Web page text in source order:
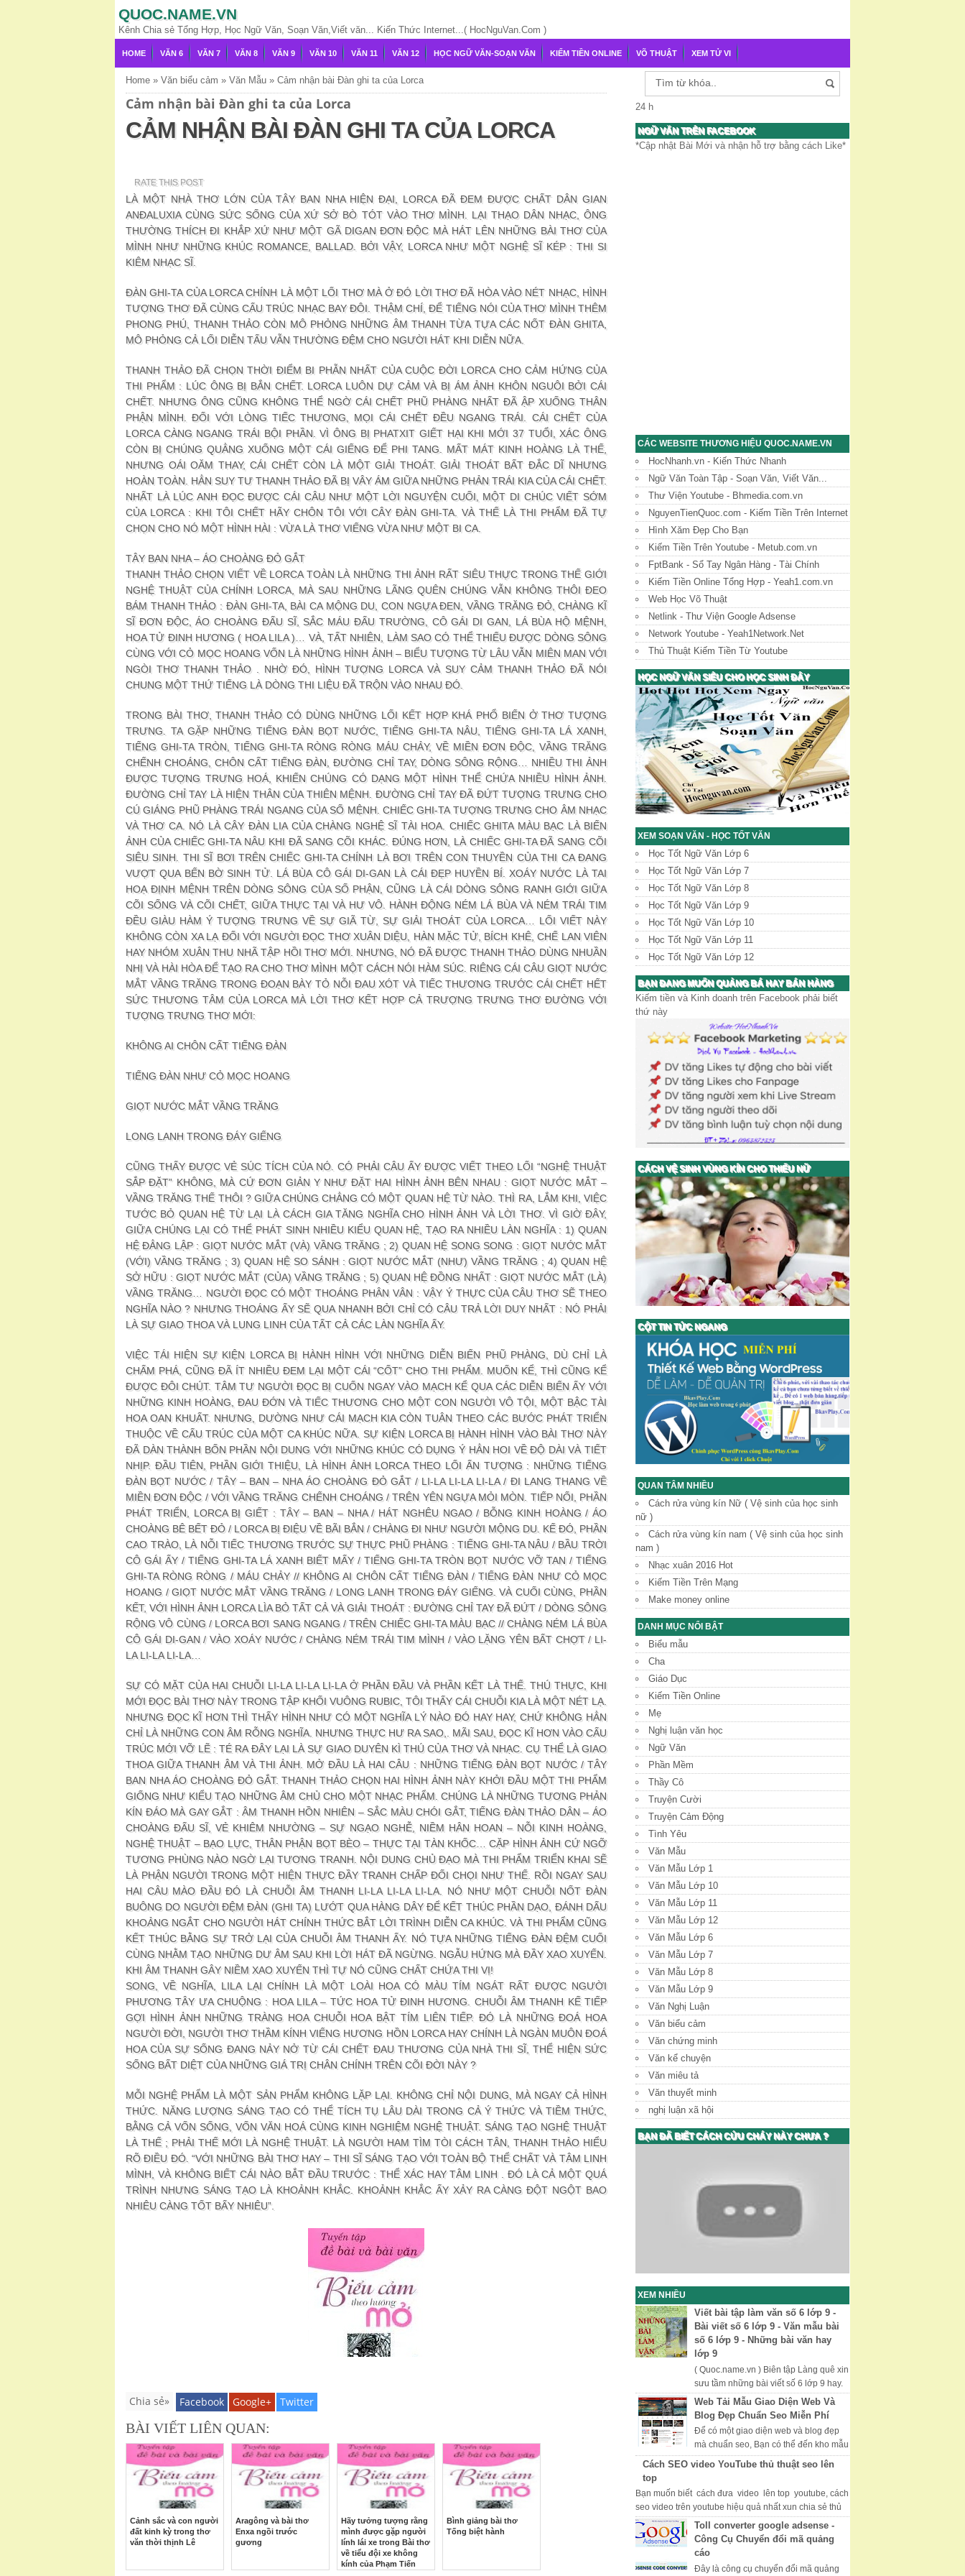
QUOC.NAME.VN
Kênh Chia sẻ Tổng Hợp, Học Ngữ Văn, Soạn Văn,Viết văn... Kiến Thức Internet...( HocNguVan.Com )
HOME VĂN 6 VĂN 7 VĂN 8 VĂN 9 VĂN 10 VĂN 11 VĂN 12 HỌC NGỮ VĂN-SOẠN VĂN KIẾM TIỀN ONLINE VÕ THUẬT XEM TỬ VI
Home » Văn biểu cảm » Văn Mẫu » Cảm nhận bài Đàn ghi ta của Lorca
Cảm nhận bài Đàn ghi ta của Lorca
CẢM NHẬN BÀI ĐÀN GHI TA CỦA LORCA
RATE THIS POST
LÀ MỘT NHÀ THƠ LỚN CỦA TÂY BAN NHA HIỆN ĐẠI, LORCA ĐÃ ĐEM ĐƯỢC CHẤT DÂN GIAN
ANĐALUXIA CÙNG SỨC SỐNG CỦA XỨ SỞ BÒ TÓT VÀO THƠ MÌNH. LẠI THẠO DÂN NHẠC, ÔNG
THƯỜNG THÍCH ĐI KHẮP XỨ NHƯ MỘT GÃ DIGAN ĐƠN ĐỘC MÀ HÁT LÊN NHỮNG BÀI THƠ CỦA
MÌNH NHƯ NHỮNG KHÚC ROMANCE, BALLAD. BỞI VẬY, LORCA NHƯ MỘT NGHỆ SĨ KÉP : THI SI
KIÊM NHẠC SĨ.
ĐÀN GHI-TA CỦA LORCA CHÍNH LÀ MỘT LỐI THƠ MÀ Ở ĐÓ LỜI THƠ ĐÃ HÒA VÀO NÉT NHẠC, HÌNH
TƯỢNG THƠ ĐÃ CÙNG CẤU TRÚC NHẠC BAY ĐÔI. THẬM CHÍ, ĐỂ TIẾNG NÓI CỦA THƠ MÌNH THÊM
PHONG PHÚ, THANH THẢO CÒN MÔ PHỎNG NHỮNG ÂM THANH TỪA TỰA CÁC NỐT ĐÀN GHITA,
MÔ PHỎNG CẢ LỐI DIỄN TẤU VẪN THƯỜNG ĐỆM CHO NGƯỜI HÁT KHI DIỄN NỮA.
THANH THẢO ĐÃ CHỌN THỜI ĐIỂM BI PHẪN NHẤT CỦA CUỘC ĐỜI LORCA CHO CẢM HỨNG CỦA
THI PHẨM : LÚC ÔNG BỊ BẮN CHẾT. LORCA LUÔN DỰ CẢM VÀ BỊ ÁM ẢNH KHÔN NGUÔI BỞI CÁI
CHẾT. NHƯNG ÔNG CŨNG KHÔNG THỂ NGỜ CÁI CHẾT PHŨ PHÀNG NHẤT ĐÃ ẬP XUỐNG THÂN
PHẬN MÌNH. ĐỐI VỚI LÒNG TIẾC THƯƠNG, MỌI CÁI CHẾT ĐỀU NGANG TRÁI. CÁI CHẾT CỦA
LORCA CÀNG NGANG TRÁI BỘI PHẦN. VÌ ÔNG BỊ PHATXIT GIẾT HẠI KHI MỚI 37 TUỔI, XÁC ÔNG
CÒN BỊ CHÚNG QUẲNG XUỐNG MỘT CÁI GIẾNG ĐỂ PHI TANG. MẤT MÁT KINH HOÀNG LÀ THẾ,
NHƯNG OÁI OĂM THAY, CÁI CHẾT CÒN LÀ MỘT GIẢI THOÁT. GIẢI THOÁT BẤT ĐẮC DĨ NHƯNG
HOÀN TOÀN. HẲN SUY TƯ THANH THẢO ĐÃ BỊ VÂY ÁM GIỮA NHỮNG PHẢN TRÁI KIA CỦA CÁI CHẾT.
NHẤT LÀ LÚC ANH ĐỌC ĐƯỢC CÁI CÂU NHƯ MỘT LỜI NGUYỆN CUỐI, MỘT DI CHÚC VIẾT SỚM
CỦA LORCA : KHI TÔI CHẾT HÃY CHÔN TÔI VỚI CÂY ĐÀN GHI-TA. VÀ THẾ LÀ THI PHẨM ĐÃ TỰ
CHỌN CHO NÓ MỘT HÌNH HÀI : VỪA LÀ THƠ VIẾNG VỪA NHƯ MỘT BI CA.
TÂY BAN NHA – ÁO CHOÀNG ĐỎ GẮT
THANH THẢO CHỌN VIẾT VỀ LORCA TOÀN LÀ NHỮNG THI ẢNH RẤT SIÊU THỰC TRONG THẾ GIỚI
NGHỆ THUẬT CỦA CHÍNH LORCA, MÀ SAU NHỮNG LÃNG QUÊN CHÚNG VẪN KHÔNG THÔI ĐEO
BÁM THANH THẢO : ĐÀN GHI-TA, BÀI CA MỘNG DU, CON NGỰA ĐEN, VẦNG TRĂNG ĐỎ, CHÀNG KĨ
SĨ ĐƠN ĐỘC, ÁO CHOÀNG ĐẤU SĨ, SẮC MÁU ĐẤU TRƯỜNG, CÔ GÁI DI GAN, LÁ BÙA HỘ MỆNH,
HOA TỬ ĐINH HƯƠNG ( HOA LILA )… VÀ, TẤT NHIÊN, LÀM SAO CÓ THỂ THIẾU ĐƯỢC DÒNG SÔNG
CÙNG VỚI CỎ MỌC HOANG VỐN LÀ NHỮNG HÌNH ẢNH – BIỂU TƯỢNG TỪ LÂU VẪN MIÊN MAN VỚI
NGÒI THƠ THANH THẢO . NHỜ ĐÓ, HÌNH TƯỢNG LORCA VÀ SUY CẢM THANH THẢO ĐÃ NÓI
CHUNG MỘT THỨ TIẾNG LÀ DÒNG THI LIỆU ĐÃ TRỘN VÀO NHAU ĐÓ.
TRONG BÀI THƠ, THANH THẢO CÓ DÙNG NHỮNG LỐI KẾT HỢP KHÁ PHỔ BIẾN Ở THƠ TƯỢNG
TRƯNG. TA GẶP NHỮNG TIẾNG ĐÀN BỌT NƯỚC, TIẾNG GHI-TA NÂU, TIẾNG GHI-TA LÁ XANH,
TIẾNG GHI-TA TRÒN, TIẾNG GHI-TA RÒNG RÒNG MÁU CHẢY, VỀ MIỀN ĐƠN ĐỘC, VẦNG TRĂNG
CHẾNH CHOÁNG, CHÔN CẤT TIẾNG ĐÀN, ĐƯỜNG CHỈ TAY, DÒNG SÔNG RỘNG… NHIỀU THI ẢNH
ĐƯỢC TƯỢNG TRƯNG HOÁ, KHIẾN CHÚNG CÓ DẠNG MỘT HÌNH THỂ CHỨA NHIỀU HÌNH ẢNH.
ĐƯỜNG CHỈ TAY LÀ HIỆN THÂN CỦA THIÊN MỆNH. ĐƯỜNG CHỈ TAY ĐÃ ĐỨT TƯỢNG TRƯNG CHO
CÚ GIÁNG PHŨ PHÀNG TRÁI NGANG CỦA SỐ MỆNH. CHIẾC GHI-TA TƯỢNG TRƯNG CHO ÂM NHẠC
VÀ THƠ CA. NÓ LÀ CÂY ĐÀN LIA CỦA CHÀNG NGHỆ SĨ TÀI HOA. CHIẾC GHITA MÀU BẠC LÀ BIẾN
ẢNH CỦA CHIẾC GHI-TA NÂU KHI ĐÃ SANG CÕI KHÁC. ĐÚNG HƠN, LÀ CHIẾC GHI-TA ĐÃ SANG CÕI
SIÊU SINH. THI SĨ BƠI TRÊN CHIẾC GHI-TA CHÍNH LÀ BƠI TRÊN CON THUYỀN CỦA THI CA ĐANG
VƯỢT QUA BẾN BỜ SINH TỬ. LÁ BÙA CÔ GÁI DI-GAN LÀ CÁI ĐẸP HUYỀN BÍ. XOÁY NƯỚC LÀ TAI
HOẠ ĐỊNH MỆNH TRÊN DÒNG SÔNG CỦA SỐ PHẬN, CŨNG LÀ CÁI DÒNG SÔNG RANH GIỚI GIỮA
CÕI SỐNG VÀ CÕI CHẾT, GIỮA THỰC TẠI VÀ HƯ VÔ. HÀNH ĐỘNG NÉM LÁ BÙA VÀ NÉM TRÁI TIM
ĐỀU GIÀU HÀM Ý TƯỢNG TRƯNG VỀ SỰ GIÃ TỪ, SỰ GIẢI THOÁT CỦA LORCA… LỐI VIẾT NÀY
KHÔNG CÒN XA LẠ ĐỐI VỚI NGƯỜI ĐỌC THƠ XUÂN DIỆU, HÀN MẶC TỬ, BÍCH KHÊ, CHẾ LAN VIÊN
HAY NHÓM XUÂN THU NHÃ TẬP HỒI THƠ MỚI. NHƯNG, NÓ ĐÃ ĐƯỢC THANH THẢO DÙNG NHUẦN
NHỊ VÀ HÀI HÒA ĐỂ TẠO RA CHO THƠ MÌNH MỘT CÁCH NÓI HÀM SÚC. RIÊNG CÁI CÂU GIỌT NƯỚC
MẮT VẦNG TRĂNG TRONG ĐOẠN BÀY TỎ NỖI ĐAU XÓT VÀ TIẾC THƯƠNG TRƯỚC CÁI CHẾT HẾT
SỨC THƯƠNG TÂM CỦA LORCA MÀ LỜI THƠ KẾT HỢP CẢ TRƯỢNG TRƯNG THƠ ĐƯỜNG VỚI
TƯỢNG TRƯNG THƠ MỚI:
KHÔNG AI CHÔN CẤT TIẾNG ĐÀN
TIẾNG ĐÀN NHƯ CỎ MỌC HOANG
GIỌT NƯỚC MẮT VẦNG TRĂNG
LONG LANH TRONG ĐÁY GIẾNG
CŨNG THẤY ĐƯỢC VẺ SÚC TÍCH CỦA NÓ. CÓ PHẢI CÂU ẤY ĐƯỢC VIẾT THEO LỐI “NGHỆ THUẬT
SẮP ĐẶT” KHÔNG, MÀ CỨ ĐƠN GIẢN Y NHƯ ĐẶT HAI HÌNH ẢNH BÊN NHAU : GIỌT NƯỚC MẮT –
VẦNG TRĂNG THẾ THÔI ? GIỮA CHÚNG CHẲNG CÓ MỘT QUAN HỆ TỪ NÀO. THÌ RA, LẮM KHI, VIỆC
TƯỚC BỎ QUAN HỆ TỪ LẠI LÀ CÁCH GIA TĂNG NGHĨA CHO HÌNH ẢNH VÀ LỜI THƠ. VÌ GIỜ ĐÂY,
GIỮA CHÚNG LẠI CÓ THỂ PHÁT SINH NHIỀU KIỂU QUAN HỆ, TẠO RA NHIỀU LÀN NGHĨA : 1) QUAN
HỆ ĐẲNG LẬP : GIỌT NƯỚC MẮT (VÀ) VẦNG TRĂNG ; 2) QUAN HỆ SONG SONG : GIỌT NƯỚC MẮT
(VỚI) VẦNG TRĂNG ; 3) QUAN HỆ SO SÁNH : GIỌT NƯỚC MẮT (NHƯ) VẦNG TRĂNG ; 4) QUAN HỆ
SỞ HỮU : GIỌT NƯỚC MẮT (CỦA) VẦNG TRĂNG ; 5) QUAN HỆ ĐỒNG NHẤT : GIỌT NƯỚC MẮT (LÀ)
VẦNG TRĂNG… NGƯỜI ĐỌC CÓ MỘT THOÁNG PHÂN VÂN : VẬY Ý THỰC CỦA CÂU THƠ SẼ THEO
NGHĨA NÀO ? NHƯNG THOÁNG ẤY SẼ QUA NHANH BỞI CHỈ CÓ CÂU TRẢ LỜI DUY NHẤT : NÓ PHẢI
LÀ SỰ GIAO THOA VÀ LUNG LINH CỦA TẤT CẢ CÁC LÀN NGHĨA ẤY.
VIỆC TÁI HIỆN SỰ KIỆN LORCA BỊ HÀNH HÌNH VỚI NHỮNG DIỄN BIẾN PHŨ PHÀNG, DÙ CHỈ LÀ
CHẤM PHÁ, CŨNG ĐÃ ÍT NHIỀU ĐEM LẠI MỘT CÁI “CỐT” CHO THI PHẨM. MUỐN KỂ, THÌ CŨNG KỂ
ĐƯỢC ĐÔI CHÚT. TÂM TƯ NGƯỜI ĐỌC BỊ CUỐN NGAY VÀO MẠCH KỂ QUA CÁC DIỄN BIẾN ẤY VỚI
NHỮNG KINH HOÀNG, ĐAU ĐỚN VÀ TIẾC THƯƠNG CHO MỘT CON NGƯỜI VÔ TỘI, MỘT BẬC TÀI
HOA OAN KHUẤT. NHƯNG, DƯỜNG NHƯ CÁI MẠCH KIA CÒN TUÂN THEO CÁC BƯỚC PHÁT TRIỂN
THUỘC VỀ CẤU TRÚC CỦA MỘT CA KHÚC NỮA. SỰ KIỆN LORCA BỊ HÀNH HÌNH VÀO BÀI THƠ NÀY
ĐÃ DÀN THÀNH BỐN PHẦN NỘI DUNG VỚI NHỮNG KHÚC CÓ DỤNG Ý HẲN HOI VỀ ĐỘ DÀI VÀ TIẾT
NHỊP. ĐẦU TIÊN, PHẦN GIỚI THIỆU, LÀ HÌNH ẢNH LORCA THEO LỐI ẤN TƯỢNG : NHỮNG TIẾNG
ĐÀN BỌT NƯỚC / TÂY – BAN – NHA ÁO CHOÀNG ĐỎ GẮT / LI-LA LI-LA LI-LA / ĐI LANG THANG VỀ
MIỀN ĐƠN ĐỘC / VỚI VẦNG TRĂNG CHẾNH CHOÁNG / TRÊN YÊN NGỰA MỎI MÒN. TIẾP NỐI, PHẦN
PHÁT TRIỂN, LORCA BỊ GIẾT : TÂY – BAN – NHA / HÁT NGHÊU NGAO / BỖNG KINH HOÀNG / ÁO
CHOÀNG BÊ BẾT ĐỎ / LORCA BỊ ĐIỆU VỀ BÃI BẮN / CHÀNG ĐI NHƯ NGƯỜI MỘNG DU. KẾ ĐÓ, PHẦN
CAO TRÀO, LÀ NỖI TIẾC THƯƠNG TRƯỚC SỰ THỰC PHŨ PHÀNG : TIẾNG GHI-TA NÂU / BẦU TRỜI
CÔ GÁI ẤY / TIẾNG GHI-TA LÁ XANH BIẾT MẤY / TIẾNG GHI-TA TRÒN BỌT NƯỚC VỠ TAN / TIẾNG
GHI-TA RÒNG RÒNG / MÁU CHẢY // KHÔNG AI CHÔN CẤT TIẾNG ĐÀN / TIẾNG ĐÀN NHƯ CỎ MỌC
HOANG / GIỌT NƯỚC MẮT VẦNG TRĂNG / LONG LANH TRONG ĐÁY GIẾNG. VÀ CUỐI CÙNG, PHẦN
KẾT, VỚI HÌNH ẢNH LORCA LÌA BỎ TẤT CẢ VÀ GIẢI THOÁT : ĐƯỜNG CHỈ TAY ĐÃ ĐỨT / DÒNG SÔNG
RỘNG VÔ CÙNG / LORCA BƠI SANG NGANG / TRÊN CHIẾC GHI-TA MÀU BẠC // CHÀNG NÉM LÁ BÙA
CÔ GÁI DI-GAN / VÀO XOÁY NƯỚC / CHÀNG NÉM TRÁI TIM MÌNH / VÀO LẶNG YÊN BẤT CHỢT / LI-
LA LI-LA LI-LA…
SỰ CÓ MẶT CỦA HAI CHUỖI LI-LA LI-LA LI-LA Ở PHẦN ĐẦU VÀ PHẦN KẾT LÀ THẾ. THÚ THỰC, KHI
MỚI ĐỌC BÀI THƠ NÀY TRONG TẬP KHỐI VUÔNG RUBIC, TÔI THẤY CÁI CHUỖI KIA LÀ MỘT NÉT LẠ.
NHƯNG ĐỌC KĨ HƠN THÌ THẤY HÌNH NHƯ CÓ MỘT NGHĨA LÝ NÀO ĐÓ HAY HAY, CHỨ KHÔNG HẲN
CHỈ LÀ NHỮNG CON ÂM RỖNG NGHĨA. NHƯNG THỰC HƯ RA SAO,. MÃI SAU, ĐỌC KĨ HƠN VÀO CẤU
TRÚC MỚI VỠ LẼ : TÉ RA ĐÂY LẠI LÀ SỰ GIAO DUYÊN KÌ THÚ CỦA THƠ VÀ NHẠC. CỤ THỂ LÀ GIAO
THOA GIỮA THANH ÂM VÀ THI ẢNH. MỞ ĐẦU LÀ HAI CÂU : NHỮNG TIẾNG ĐÀN BỌT NƯỚC / TÂY
BAN NHA ÁO CHOÀNG ĐỎ GẮT. THANH THẢO CHỌN HAI HÌNH ẢNH NÀY KHỞI ĐẦU MỘT THI PHẨM
GIỐNG NHƯ KIỂU TẠO NHỮNG ÂM CHỦ CHO MỘT NHẠC PHẨM. CHÚNG LÀ NHỮNG TƯƠNG PHẢN
KÍN ĐÁO MÀ GAY GẮT : ÂM THANH HỒN NHIÊN – SẮC MÀU CHÓI GẮT, TIẾNG ĐÀN THẢO DÂN – ÁO
CHOÀNG ĐẤU SĨ, VẺ KHIÊM NHƯỜNG – SỰ NGẠO NGHỄ, NIỀM HÂN HOAN – NỖI KINH HOÀNG,
NGHỆ THUẬT – BẠO LỰC, THÂN PHẬN BỌT BÈO – THỰC TẠI TÀN KHỐC… CẶP HÌNH ẢNH CỨ NGỠ
TƯƠNG PHÙNG NÀO NGỜ LẠI TƯƠNG TRANH. NỘI DUNG CHỦ ĐẠO MÀ THI PHẨM TRIỂN KHAI SẼ
LÀ PHẬN NGƯỜI TRONG MỘT HIỆN THỰC ĐẦY TRANH CHẤP ĐỐI CHỌI NHƯ THẾ. RỒI NGAY SAU
HAI CÂU MÀO ĐẦU ĐÓ LÀ CHUỖI ÂM THANH LI-LA LI-LA LI-LA. NÓ NHƯ MỘT CHUỖI NỐT ĐÀN
BUÔNG DO NGƯỜI ĐỆM ĐÀN (GHI TA) LƯỚT QUA HÀNG DÂY ĐỂ KẾT THÚC PHẦN DẠO, ĐÁNH DẤU
KHOẢNG NGẮT CHO NGƯỜI HÁT CHÍNH THỨC BẮT LỜI TRÌNH DIỄN CA KHÚC. VÀ THI PHẨM CŨNG
KẾT THÚC BẰNG SỰ TRỞ LẠI CỦA CHUỖI ÂM THANH ẤY. NÓ TỰA NHỮNG TIẾNG ĐÀN ĐỆM CUỐI
CÙNG NHẰM TẠO NHỮNG DƯ ÂM SAU KHI LỜI HÁT ĐÃ NGỪNG. NGẪU HỨNG MÀ ĐẦY XAO XUYẾN.
KHI ÂM THANH GÂY NIỀM XAO XUYẾN THÌ TỰ NÓ CŨNG CHẤT CHỨA THI VỊ!
SONG, VỀ NGHĨA, LILA LẠI CHÍNH LÀ MỘT LOÀI HOA CÓ MÀU TÍM NGÁT RẤT ĐƯỢC NGƯỜI
PHƯƠNG TÂY ƯA CHUỘNG : HOA LILA – TỨC HOA TỬ ĐINH HƯƠNG. CHUỖI ÂM THANH KẾ TIẾP
GỢI HÌNH ẢNH NHỮNG TRÀNG HOA CHUỖI HOA BẬT TÍM LIÊN TIẾP. ĐÓ LÀ NHỮNG ĐOÁ HOA
NGƯỜI ĐỜI, NGƯỜI THƠ THẦM KÍNH VIẾNG HƯƠNG HỒN LORCA HAY CHÍNH LÀ NGÀN MUÔN ĐOÁ
HOA CỦA SỰ SỐNG ĐANG NẢY NỞ TỪ CÁI CHẾT ĐAU THƯƠNG CỦA NHÀ THI SĨ, THỂ HIỆN SỨC
SỐNG BẤT DIỆT CỦA NHỮNG GIÁ TRỊ CHÂN CHÍNH TRÊN CÕI ĐỜI NÀY ?
MỖI NGHỆ PHẨM LÀ MỘT SẢN PHẨM KHÔNG LẶP LẠI. KHÔNG CHỈ NỘI DUNG, MÀ NGAY CẢ HÌNH
THỨC. NĂNG LƯỢNG SÁNG TẠO CÓ THỂ TÍCH TỤ LÂU DÀI TRONG CẢ Ý THỨC VÀ TIỀM THỨC,
BẰNG CẢ VỐN SỐNG, VỐN VĂN HOÁ CÙNG KINH NGHIỆM NGHỆ THUẬT. SÁNG TẠO NGHỆ THUẬT
LÀ THẾ ; PHẢI THẾ MỚI LÀ NGHỆ THUẬT. LÀ NGƯỜI HAM TÌM TÒI CÁCH TÂN, THANH THẢO HIỂU
RÕ ĐIỀU ĐÓ. “VỚI NHỮNG BÀI THƠ HAY – THI SĨ SÁNG TẠO VỚI TOÀN BỘ THỂ CHẤT VÀ TÂM LINH
MÌNH, VÀ KHÔNG BIẾT CÁI NÀO BẮT ĐẦU TRƯỚC : THỂ XÁC HAY TÂM LINH . ĐÓ LÀ CẢ MỘT QUÁ
TRÌNH NHƯNG SÁNG TẠO LÀ KHOẢNH KHẮC. KHOẢNH KHẮC ẤY XẢY RA CÀNG ĐỘT NGỘT BAO
NHIÊU CÀNG TỐT BẤY NHIÊU”.
Chia sẻ» Facebook Google+ Twitter
BÀI VIẾT LIÊN QUAN:
Cảnh sắc và con người
đất kinh kỳ trong thơ
văn thời thịnh Lê
Aragông và bài thơ
Enxa ngồi trước
gương
Hãy tưởng tượng rằng
mình được gặp người
lính lái xe trong Bài thơ
về tiểu đội xe không
kính của Phạm Tiến
Bình giảng bài thơ
Tống biệt hành
24 h
NGỮ VĂN TRÊN FACEBOOK
*Cập nhật Bài Mới và nhận hỗ trợ bằng cách Like*
CÁC WEBSITE THƯƠNG HIỆU QUOC.NAME.VN
HocNhanh.vn - Kiến Thức Nhanh
Ngữ Văn Toàn Tập - Soạn Văn, Viết Văn...
Thư Viện Youtube - Bhmedia.com.vn
NguyenTienQuoc.com - Kiếm Tiền Trên Internet
Hình Xăm Đẹp Cho Bạn
Kiếm Tiền Trên Youtube - Metub.com.vn
FptBank - Sổ Tay Ngân Hàng - Tài Chính
Kiếm Tiền Online Tổng Hợp - Yeah1.com.vn
Web Học Võ Thuật
Netlink - Thư Viện Google Adsense
Network Youtube - Yeah1Network.Net
Thủ Thuật Kiếm Tiền Từ Youtube
HỌC NGỮ VĂN SIÊU CHO HỌC SINH ĐÂY
XEM SOẠN VĂN - HỌC TỐT VĂN
Học Tốt Ngữ Văn Lớp 6
Học Tốt Ngữ Văn Lớp 7
Học Tốt Ngữ Văn Lớp 8
Học Tốt Ngữ Văn Lớp 9
Học Tốt Ngữ Văn Lớp 10
Học Tốt Ngữ Văn Lớp 11
Học Tốt Ngữ Văn Lớp 12
BẠN ĐANG MUỐN QUẢNG BÁ HAY BÁN HÀNG
Kiếm tiền và Kinh doanh trên Facebook phải biết
thứ này
CÁCH VỆ SINH VÙNG KÍN CHO THIẾU NỮ
CỘT TIN TỨC NGANG
QUAN TÂM NHIỀU
Cách rửa vùng kín Nữ ( Vệ sinh của học sinh
nữ )
Cách rửa vùng kín nam ( Vệ sinh của học sinh
nam )
Nhạc xuân 2016 Hot
Kiếm Tiền Trên Mạng
Make money online
DANH MỤC NỔI BẬT
Biểu mẫu
Cha
Giáo Dục
Kiếm Tiền Online
Mẹ
Nghị luận văn học
Ngữ Văn
Phần Mềm
Thầy Cô
Truyện Cười
Truyện Cảm Động
Tình Yêu
Văn Mẫu
Văn Mẫu Lớp 1
Văn Mẫu Lớp 10
Văn Mẫu Lớp 11
Văn Mẫu Lớp 12
Văn Mẫu Lớp 6
Văn Mẫu Lớp 7
Văn Mẫu Lớp 8
Văn Mẫu Lớp 9
Văn Nghị Luận
Văn biểu cảm
Văn chứng minh
Văn kể chuyện
Văn miêu tả
Văn thuyết minh
nghị luận xã hội
BẠN ĐÃ BIẾT CÁCH CỨU CHÁY NÀY CHƯA ?
XEM NHIỀU
Viết bài tập làm văn số 6 lớp 9 -
Bài viết số 6 lớp 9 - Văn mẫu bài
số 6 lớp 9 - Những bài văn hay
lớp 9
( Quoc.name.vn ) Biên tập Làng quê xin
sưu tầm những bài viết số 6 lớp 9 hay.
Chúc các bạn học tốt thi tốt. Những Bài
Văn Hay, Văn Mẫu Lớp 9...
Web Tải Mẫu Giao Diện Web Và
Blog Đẹp Chuẩn Seo Miễn Phí
Để có một giao diện web và blog đẹp
mà chuẩn seo, Bạn có thể đến kho mẫu
của Mythemeshop với nhiều giao diện
đẹp và được tối ưu hóa, đượ...
Cách SEO video YouTube thủ thuật seo lên
top
Bạn muốn biết cách đưa video lên top youtube, cách
seo video trên youtube hiệu quả nhất xun chia sẻ thủ
thuật seo video youtube hữ hiệu...
Toll converter google adsense -
Công Cụ Chuyển đổi mã quảng
cáo
Đây là công cụ chuyển đổi mã quảng